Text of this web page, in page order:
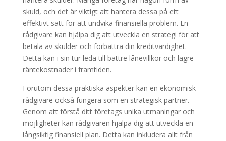
skuld, och det är viktigt att hantera dessa på ett
effektivt sätt för att undvika finansiella problem. En
rådgivare kan hjälpa dig att utveckla en strategi för att
betala av skulder och förbättra din kreditvärdighet.
Detta kan i sin tur leda till bättre lånevillkor och lägre
räntekostnader i framtiden.
Förutom dessa praktiska aspekter kan en ekonomisk
rådgivare också fungera som en strategisk partner.
Genom att förstå ditt företags unika utmaningar och
möjligheter kan rådgivaren hjälpa dig att utveckla en
långsiktig finansiell plan. Detta kan inkludera allt från